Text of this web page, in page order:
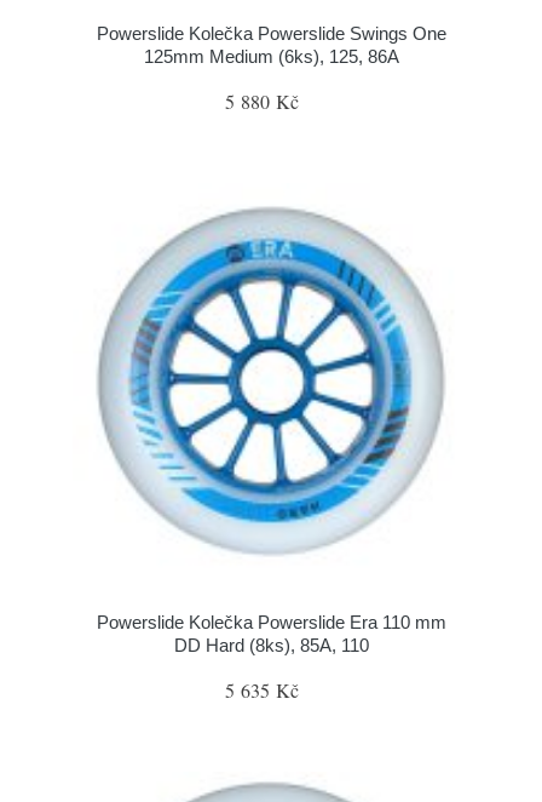
Powerslide Kolečka Powerslide Swings One
125mm Medium (6ks), 125, 86A
5 880 Kč
Powerslide Kolečka Powerslide Era 110 mm
DD Hard (8ks), 85A, 110
5 635 Kč